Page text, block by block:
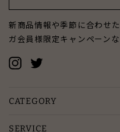
ル
ア
ド
レ
を
新商品情報や季節に合わせ
ガ会員様限定キャンペーン
Instagram
CATEGORY
SERVICE